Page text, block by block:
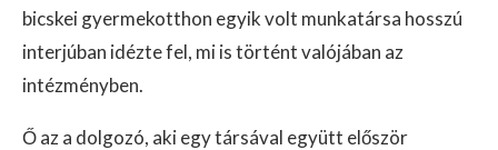
bicskei gyermekotthon egyik volt munkatársa hosszú
interjúban idézte fel, mi is történt valójában az
intézményben.
Ő az a dolgozó, aki egy társával együtt először